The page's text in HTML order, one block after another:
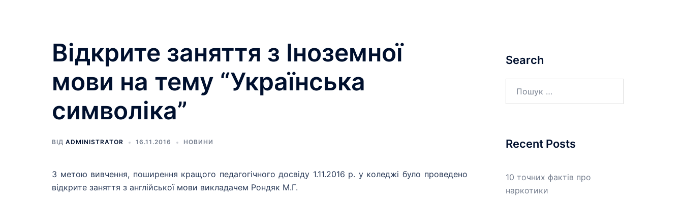
Відкрите заняття з Іноземної
мови на тему “Українська
символіка”
ВІД ADMINISTRATOR 16.11.2016 НОВИНИ
З метою вивчення, поширення кращого педагогічного досвіду 1.11.2016 р. у коледжі було проведено
відкрите заняття з англійської мови викладачем Рондяк М.Г.
Search
Recent Posts
10 точних фактів про
наркотики